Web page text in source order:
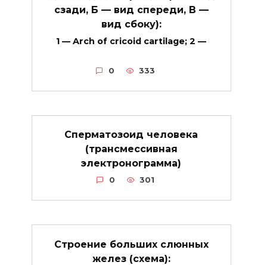
сзади, Б — вид спереди, В —
вид сбоку):
1 — Arch of cricoid cartilage; 2 —
0 333
Сперматозоид человека
(трансмессивная
электронограмма)
0 301
Строение больших слюнных
желез (схема):